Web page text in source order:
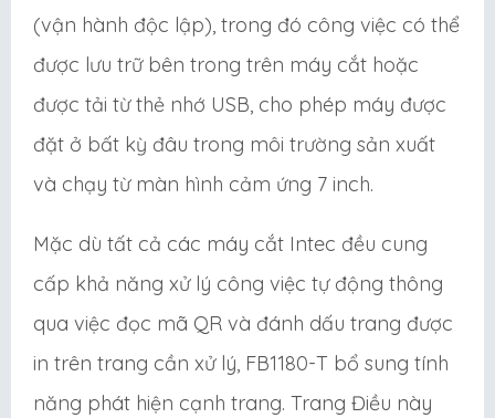
(vận hành độc lập), trong đó công việc có thể
được lưu trữ bên trong trên máy cắt hoặc
được tải từ thẻ nhớ USB, cho phép máy được
đặt ở bất kỳ đâu trong môi trường sản xuất
và chạy từ màn hình cảm ứng 7 inch.
Mặc dù tất cả các máy cắt Intec đều cung
cấp khả năng xử lý công việc tự động thông
qua việc đọc mã QR và đánh dấu trang được
in trên trang cần xử lý, FB1180-T bổ sung tính
năng phát hiện cạnh trang. Trang Điều này